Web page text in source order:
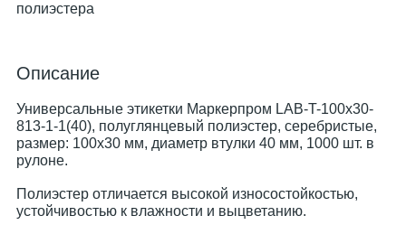
полиэстера
Описание
Универсальные этикетки Маркерпром LAB-T-100x30-
813-1-1(40), полуглянцевый полиэстер, серебристые,
размер: 100х30 мм, диаметр втулки 40 мм, 1000 шт. в
рулоне.
Полиэстер отличается высокой износостойкостью,
устойчивостью к влажности и выцветанию.